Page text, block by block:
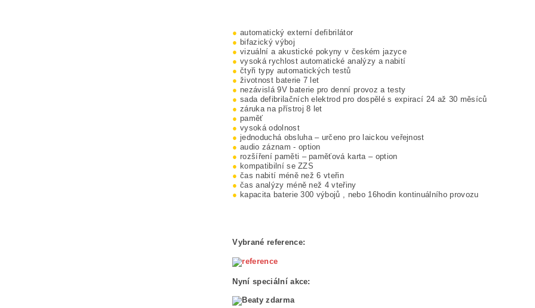
● automatický externí defibrilátor
● bifazický výboj
● vizuální a akustické pokyny v českém jazyce
● vysoká rychlost automatické analýzy a nabití
● čtyři typy automatických testů
● životnost baterie 7 let
● nezávislá 9V baterie pro denní provoz a testy
● sada defibrilačních elektrod pro dospělé s expirací 24 až 30 měsíců
● záruka na přístroj 8 let
● paměť
● vysoká odolnost
● jednoduchá obsluha – určeno pro laickou veřejnost
● audio záznam - option
● rozšíření paměti – paměťová karta – option
● kompatibilní se ZZS
● čas nabití méně než 6 vteřin
● čas analýzy méně než 4 vteřiny
● kapacita baterie 300 výbojů , nebo 16hodin kontinuálního provozu
Vybrané reference:
Nyní speciální akce: